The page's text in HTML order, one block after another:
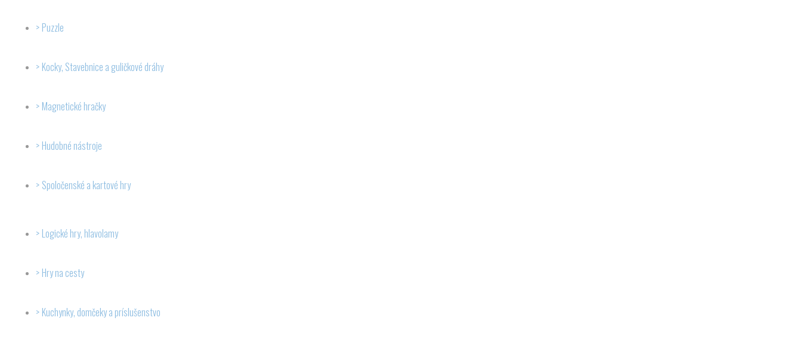
Puzzle
Kocky, Stavebnice a guličkové dráhy
Magnetické hračky
Hudobné nástroje
Spoločenské a kartové hry
Logické hry, hlavolamy
Hry na cesty
Kuchynky, domčeky a príslušenstvo